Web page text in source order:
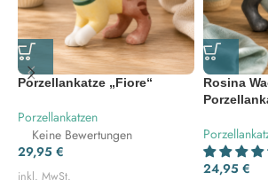
Porzellankatze „Fiore“
Porzellankatzen
Keine Bewertungen
29,95 €
inkl. MwSt.
Rosina
24,95 €